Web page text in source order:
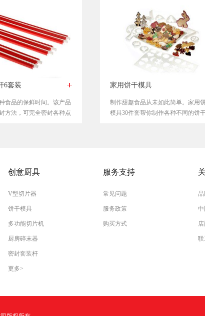
。该产品
封各种点
家用饼干模具
制作甜趣食品从未如此简单。家用饼干
模具30件套帮你制作各种不同的饼干。
创意厨具
V型切片器
饼干模具
多功能切片机
厨房碎末器
密封套装杆
更多>
服务支持
常见问题
服务政策
购买方式
品
中